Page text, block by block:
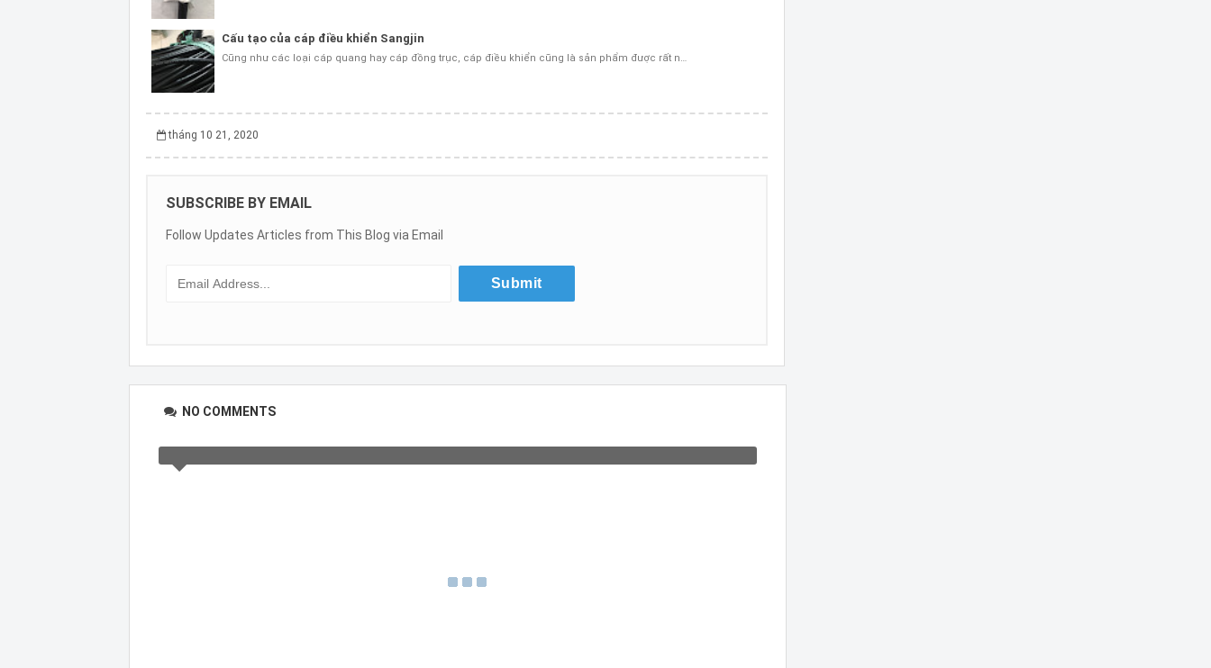
Cấu tạo của cáp điều khiển Sangjin
Cũng như các loại cáp quang hay cáp đồng trục, cáp điều khiển cũng là sản phẩm được rất n…
tháng 10 21, 2020
SUBSCRIBE BY EMAIL
Follow Updates Articles from This Blog via Email
NO COMMENTS